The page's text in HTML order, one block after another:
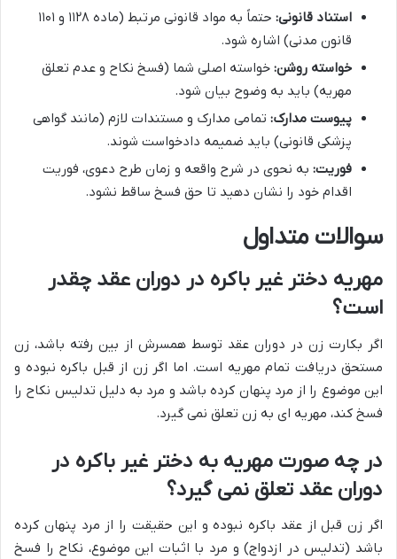
استناد قانونی:
حتماً به مواد قانونی مرتبط (ماده ۱۱۲۸ و ۱۱۰۱
قانون مدنی) اشاره شود.
خواسته روشن: خواسته اصلی شما (فسخ نکاح و عدم تعلق
مهریه) باید به وضوح بیان شود.
پیوست مدارک: تمامی مدارک و مستندات لازم (مانند گواهی
پزشکی قانونی) باید ضمیمه دادخواست شوند.
فوریت: به نحوی در شرح واقعه و زمان طرح دعوی، فوریت
اقدام خود را نشان دهید تا حق فسخ ساقط نشود.
سوالات متداول
مهریه دختر غیر باکره در دوران عقد چقدر
است؟
اگر بکارت زن در دوران عقد توسط همسرش از بین رفته باشد، زن
مستحق دریافت تمام مهریه است. اما اگر زن از قبل باکره نبوده و
این موضوع را از مرد پنهان کرده باشد و مرد به دلیل تدلیس نکاح را
فسخ کند، مهریه ای به زن تعلق نمی گیرد.
در چه صورت مهریه به دختر غیر باکره در
دوران عقد تعلق نمی گیرد؟
اگر زن قبل از عقد باکره نبوده و این حقیقت را از مرد پنهان کرده
باشد (تدلیس در ازدواج) و مرد با اثبات این موضوع، نکاح را فسخ